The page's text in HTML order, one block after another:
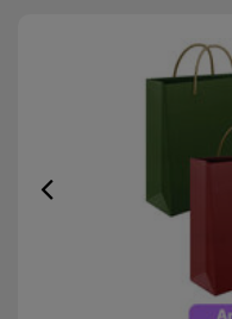
Previous